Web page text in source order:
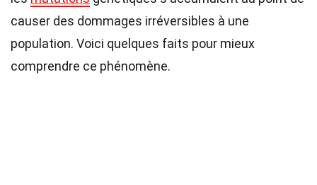
causer des dommages irréversibles à une
population. Voici quelques faits pour mieux
comprendre ce phénomène.